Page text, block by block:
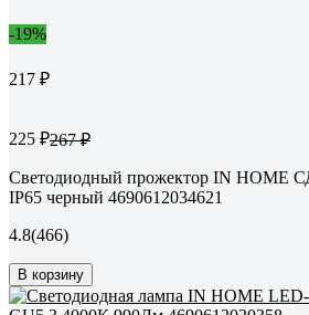
-19%
217 ₽
225 ₽267 ₽
Светодиодный прожектор IN HOME
IP65 черный 4690612034621
4.8(466)
В корзину